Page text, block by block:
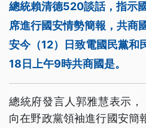
總統賴清德520談話，指示
席進行國安情勢簡報，共商
安今（12）日致電國民黨和
18日上午9時共商國是。
總統府發言人郭雅慧表示，
向在野政黨領袖進行國安簡